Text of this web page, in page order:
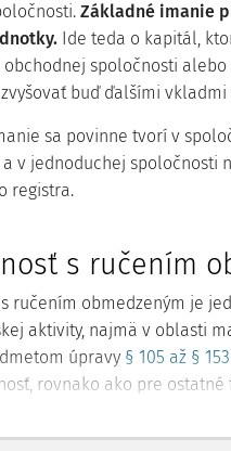
Základné imanie
Ide teda o kapitál,
spoločnosti
buď ďalšími vkladmi
sa povinne tvorí v
v jednoduchej spoločnosti
registra.
s ručením
ručením obmedzeným je
aktivity, najmä v oblasti
úpravy § 105 až §
rovnako ako pre